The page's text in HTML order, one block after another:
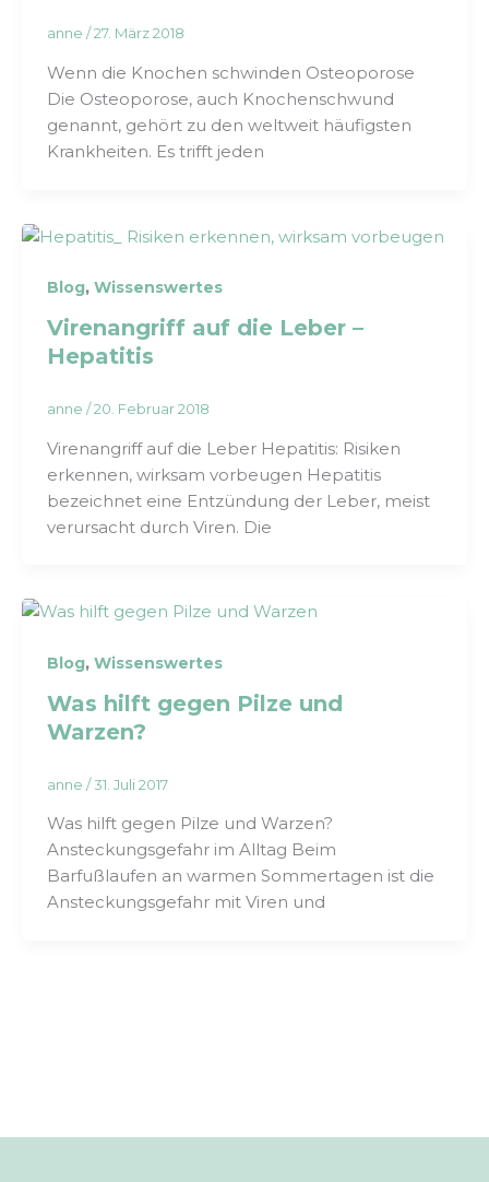
anne /27. März 2018
Wenn die Knochen schwinden Osteoporose
Die Osteoporose, auch Knochenschwund
genannt, gehört zu den weltweit häufigsten
Krankheiten. Es trifft jeden
Blog, Wissenswertes
Virenangriff auf die Leber –
Hepatitis
anne /20. Februar 2018
Virenangriff auf die Leber Hepatitis: Risiken
erkennen, wirksam vorbeugen Hepatitis
bezeichnet eine Entzündung der Leber, meist
verursacht durch Viren. Die
Blog, Wissenswertes
Was hilft gegen Pilze und
Warzen?
anne /31. Juli 2017
Was hilft gegen Pilze und Warzen?
Ansteckungsgefahr im Alltag Beim
Barfußlaufen an warmen Sommertagen ist die
Ansteckungsgefahr mit Viren und